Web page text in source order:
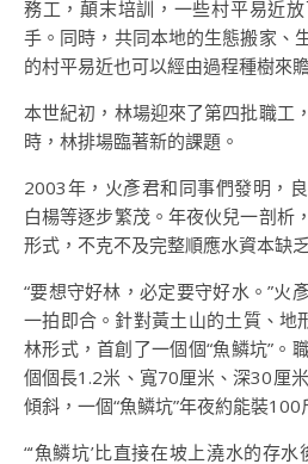
務工，顛末培訓，一些村平易近
手。同時，共同本地的生態搬家、
的村平易近也可以經由過程種樹來
本世紀初，林場迎來了第四批職工
時，林排場臨著新的課題。
2003年，火彥君和同事們發明，
白楊等逐步繁茂。年夜伙兒一剖析
形式，不克不及完整順應水資本缺
“要想守好林，必定要守好水。”火
一拍即合。針對黃土山的土質、地
林形式，首創了一個個“魚鱗坑”。
個個長1.2米、寬70厘米、深30厘
傾斜，一個“魚鱗坑”年夜約能裝100
“‘魚鱗坑’比直接在坡上澆水的存